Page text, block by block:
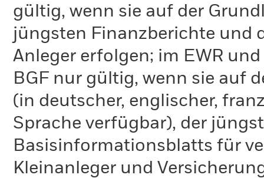
gültig, wenn sie auf der
jüngsten Finanzberichte und
Anleger erfolgen; im EWR
BGF nur gültig, wenn sie auf
(in deutscher, englischer,
Sprache verfügbar), der
Basisinformationsblatts für
Kleinanleger und